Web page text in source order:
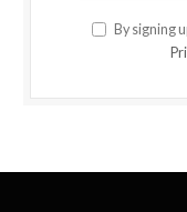
By signing